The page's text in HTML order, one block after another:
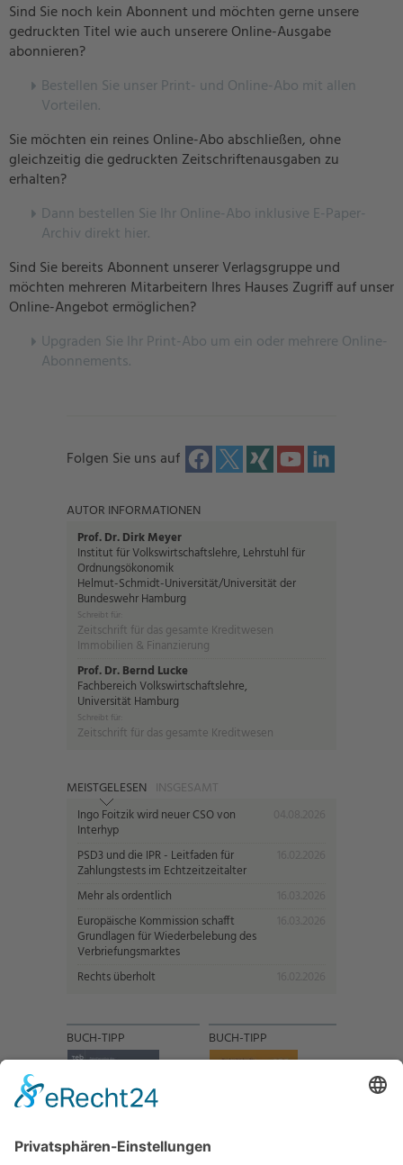
Sind Sie noch kein Abonnent und möchten gerne unsere
gedruckten Titel wie auch unserere Online-Ausgabe
abonnieren?
Bestellen Sie unser Print- und Online-Abo mit allen
Vorteilen.
Sie möchten ein reines Online-Abo abschließen, ohne
gleichzeitig die gedruckten Zeitschriftenausgaben zu
erhalten?
Dann bestellen Sie Ihr Online-Abo inklusive E-Paper-
Archiv direkt hier.
Sind Sie bereits Abonnent unserer Verlagsgruppe und
möchten mehreren Mitarbeitern Ihres Hauses Zugriff auf unser
Online-Angebot ermöglichen?
Upgraden Sie Ihr Print-Abo um ein oder mehrere Online-
Abonnements.
Folgen Sie uns auf
AUTOR INFORMATIONEN
Prof. Dr. Dirk Meyer
Institut für Volkswirtschaftslehre, Lehrstuhl für
Ordnungsökonomik
Helmut-Schmidt-Universität/Universität der
Bundeswehr Hamburg
Schreibt für:
Zeitschrift für das gesamte Kreditwesen
Immobilien & Finanzierung
Prof. Dr. Bernd Lucke
Fachbereich Volkswirtschaftslehre,
Universität Hamburg
Schreibt für:
Zeitschrift für das gesamte Kreditwesen
MEISTGELESEN INSGESAMT
Ingo Foitzik wird neuer CSO von
Interhyp
PSD3 und die IPR - Leitfaden für
Zahlungstests im Echtzeitzeitalter
Mehr als ordentlich
Europäische Kommission schafft
Grundlagen für Wiederbelebung des
Verbriefungsmarktes
Rechts überholt
BUCH-TIPP BUCH-TIPP